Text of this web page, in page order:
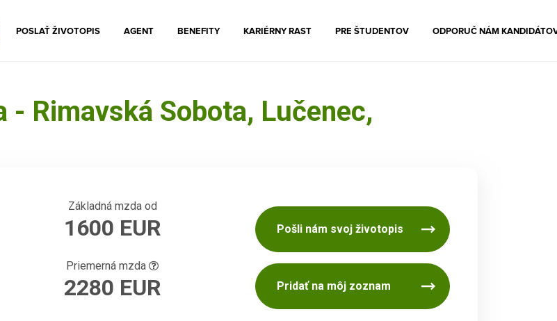
POSLAŤ ŽIVOTOPIS AGENT BENEFITY KARIÉRNY RAST PRE ŠTUDENTOV ODPORUČ NÁM
Rimavská Sobota, Lučenec,
Základná mzda od
1600 EUR
Priemerná mzda
2280 EUR
Pošli nám svoj životopis
Pridať na môj zoznam